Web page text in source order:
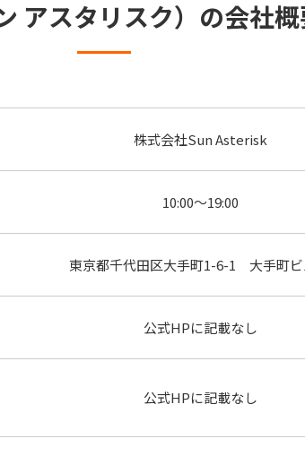
アスタリスク）の会社
株式会社Sun Asterisk
10:00～19:00
東京都千代田区大手町1-6-1 大手町
公式HPに記載なし
公式HPに記載なし